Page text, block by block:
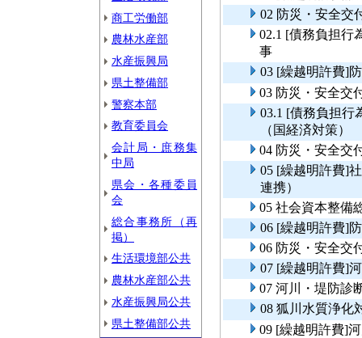
商工労働部
農林水産部
水産振興局
県土整備部
警察本部
教育委員会
会計局・庶務集
中局
県会・各種委員
会
総合事務所（再
掲）
生活環境部公共
農林水産部公共
水産振興局公共
県土整備部公共
02 防災・安全交
02.1 [債務負担
事
03 [繰越明許費]
03 防災・安全交
03.1 [債務負担行
（国経済対策）
04 防災・安全交
05 [繰越明許費]
連携）
05 社会資本整備
06 [繰越明許費]
06 防災・安全交
07 [繰越明許費]
07 河川・堤防診
08 狐川水質浄化
09 [繰越明許費]